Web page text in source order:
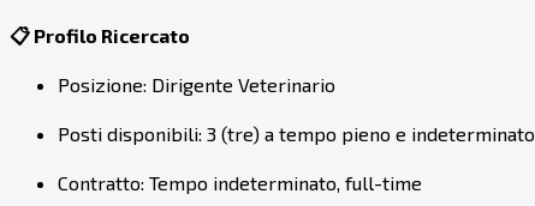
📋 Profilo Ricercato
Posizione: Dirigente Veterinario
Posti disponibili: 3 (tre) a tempo pieno e indeterminato
Contratto: Tempo indeterminato, full-time